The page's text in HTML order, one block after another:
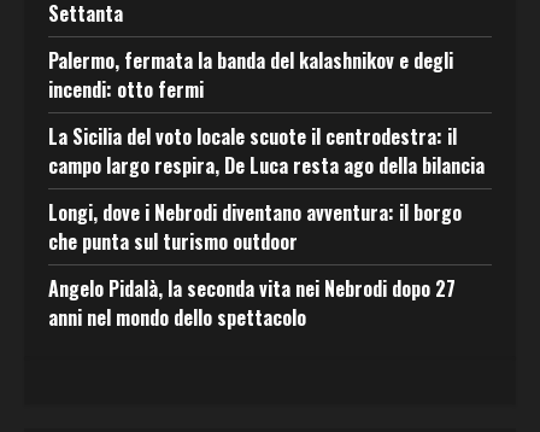
Settanta
Palermo, fermata la banda del kalashnikov e degli
incendi: otto fermi
La Sicilia del voto locale scuote il centrodestra: il
campo largo respira, De Luca resta ago della bilancia
Longi, dove i Nebrodi diventano avventura: il borgo
che punta sul turismo outdoor
Angelo Pidalà, la seconda vita nei Nebrodi dopo 27
anni nel mondo dello spettacolo